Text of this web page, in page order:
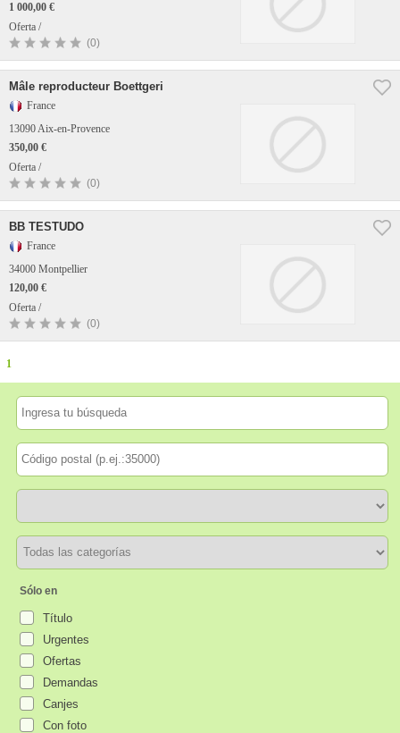
1 000,00 €
Oferta /
(0)
Mâle reproducteur Boettgeri
France
13090 Aix-en-Provence
350,00 €
Oferta /
(0)
BB TESTUDO
France
34000 Montpellier
120,00 €
Oferta /
(0)
1
Sólo en
Título
Urgentes
Ofertas
Demandas
Canjes
Con foto